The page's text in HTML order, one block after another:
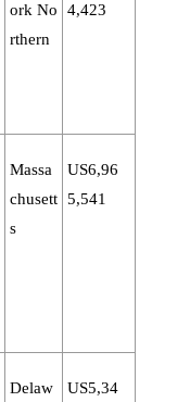
ork No
rthern
4,423
Massa
chusett
s
US6,96
5,541
Delaw
US5,34